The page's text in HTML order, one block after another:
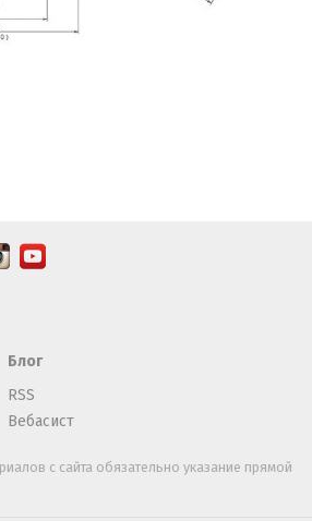
Блог
RSS
Вебасист
с сайта обязательно указание прямой